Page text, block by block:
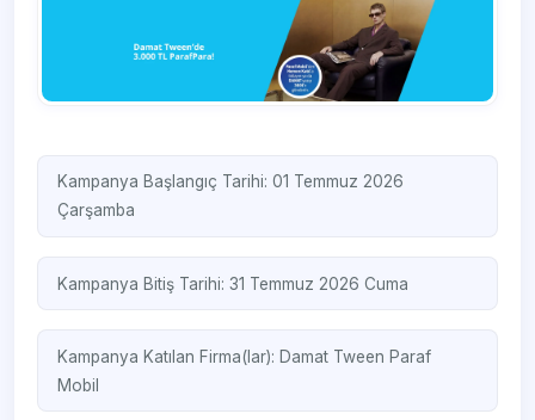
Kampanya Başlangıç Tarihi: 01 Temmuz 2026
Çarşamba
Kampanya Bitiş Tarihi: 31 Temmuz 2026 Cuma
Kampanya Katılan Firma(lar): Damat Tween Paraf
Mobil